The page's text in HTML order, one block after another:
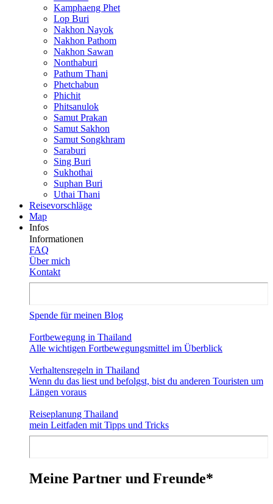
Kamphaeng Phet
Lop Buri
Nakhon Nayok
Nakhon Pathom
Nakhon Sawan
Nonthaburi
Pathum Thani
Phetchabun
Phichit
Phitsanulok
Samut Prakan
Samut Sakhon
Samut Songkhram
Saraburi
Sing Buri
Sukhothai
Suphan Buri
Uthai Thani
Reisevor­schläge
Map
Infos
Informationen
FAQ
Über mich
Kontakt
Spende für meinen Blog
Fortbewegung in Thailand
Alle wichtigen Fortbewegungsmittel im Überblick
Verhaltensregeln in Thailand
Wenn du das liest und befolgst, bist du anderen Touristen um
Längen voraus
Reiseplanung Thailand
mein Leitfaden mit Tipps und Tricks
Meine Partner und Freunde*